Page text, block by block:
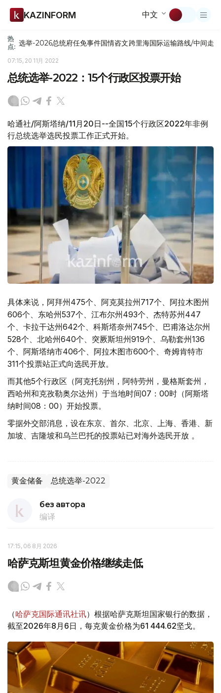
KAZINFORM 中文
热
点: 选举-2026总统府任免事件国情咨文跨里海国际运输路线/中间走廊
07:15, 20 11月 2022
总统选举-2022：15个行政区投票开始
哈通社/阿斯塔纳/11月20日--全国15个行政区2022年非例
行总统选举选民投票工作正式开始。
具体来说，阿拜州475个、阿克莫拉州717个、阿拉木图州
606个、东哈州537个、江布尔州493个、杰特苏州447
个、卡拉干达州642个、科斯塔奈州745个、巴甫洛达尔州
528个、北哈州640个、突厥斯坦州919个、乌勒套州136
个、阿斯塔纳市406个、阿拉木图市600个、奇姆肯特市
311个投票站正式向选民开放。
而其他5个行政区（阿克托别州，阿特劳州，曼格斯套州，
西哈州和克孜勒奥尔达州）于当地时间07：00时（阿斯塔
纳时间08：00）开始投票。
零据外交部消息，设在东京、首尔、北京、上海、香港、新
加坡、吉隆坡和乌兰巴托的投票站已对海外选民开放 。
黄金储备 总统选举-2022
без автора
编译
17:15, 06 8月 2026
哈萨克斯坦黄金价格继续走低
（哈萨克国际通讯社讯）根据哈萨克斯坦国家银行的数据，
截至2026年8月6日，每克黄金价格为61 444.62坚戈。